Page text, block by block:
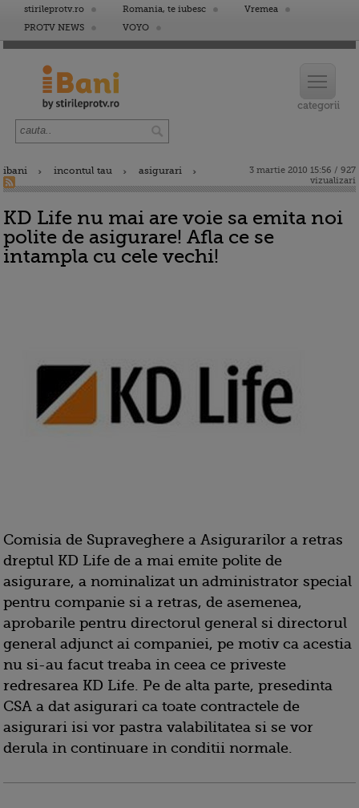
stirileprotv.ro Romania, te iubesc
Vremea
PROTV NEWS
VOYO
ibani incontul tau asigurari
3 martie 2010 15:56 / 927
vizualizari
KD Life nu mai are voie sa emita noi
polite de asigurare! Afla ce se
intampla cu cele vechi!
Comisia de Supraveghere a Asigurarilor a retras
dreptul KD Life de a mai emite polite de
asigurare, a nominalizat un administrator special
pentru companie si a retras, de asemenea,
aprobarile pentru directorul general si directorul
general adjunct ai companiei, pe motiv ca acestia
nu si-au facut treaba in ceea ce priveste
redresarea KD Life. Pe de alta parte, presedinta
CSA a dat asigurari ca toate contractele de
asigurari isi vor pastra valabilitatea si se vor
derula in continuare in conditii normale.